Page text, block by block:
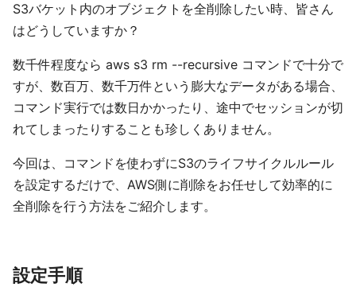
S3バケット内のオブジェクトを全削除したい時、皆さん
はどうしていますか？
数千件程度なら aws s3 rm --recursive コマンドで十分で
すが、数百万、数千万件という膨大なデータがある場合、
コマンド実行では数日かかったり、途中でセッションが切
れてしまったりすることも珍しくありません。
今回は、コマンドを使わずにS3のライフサイクルルール
を設定するだけで、AWS側に削除をお任せして効率的に
全削除を行う方法をご紹介します。
設定手順